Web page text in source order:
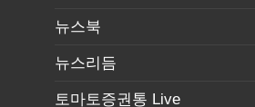
뉴스북
뉴스리듬
토마토증권통 Live